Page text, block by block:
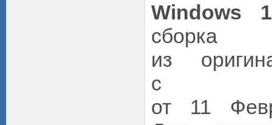
Windows
из
с
от 11